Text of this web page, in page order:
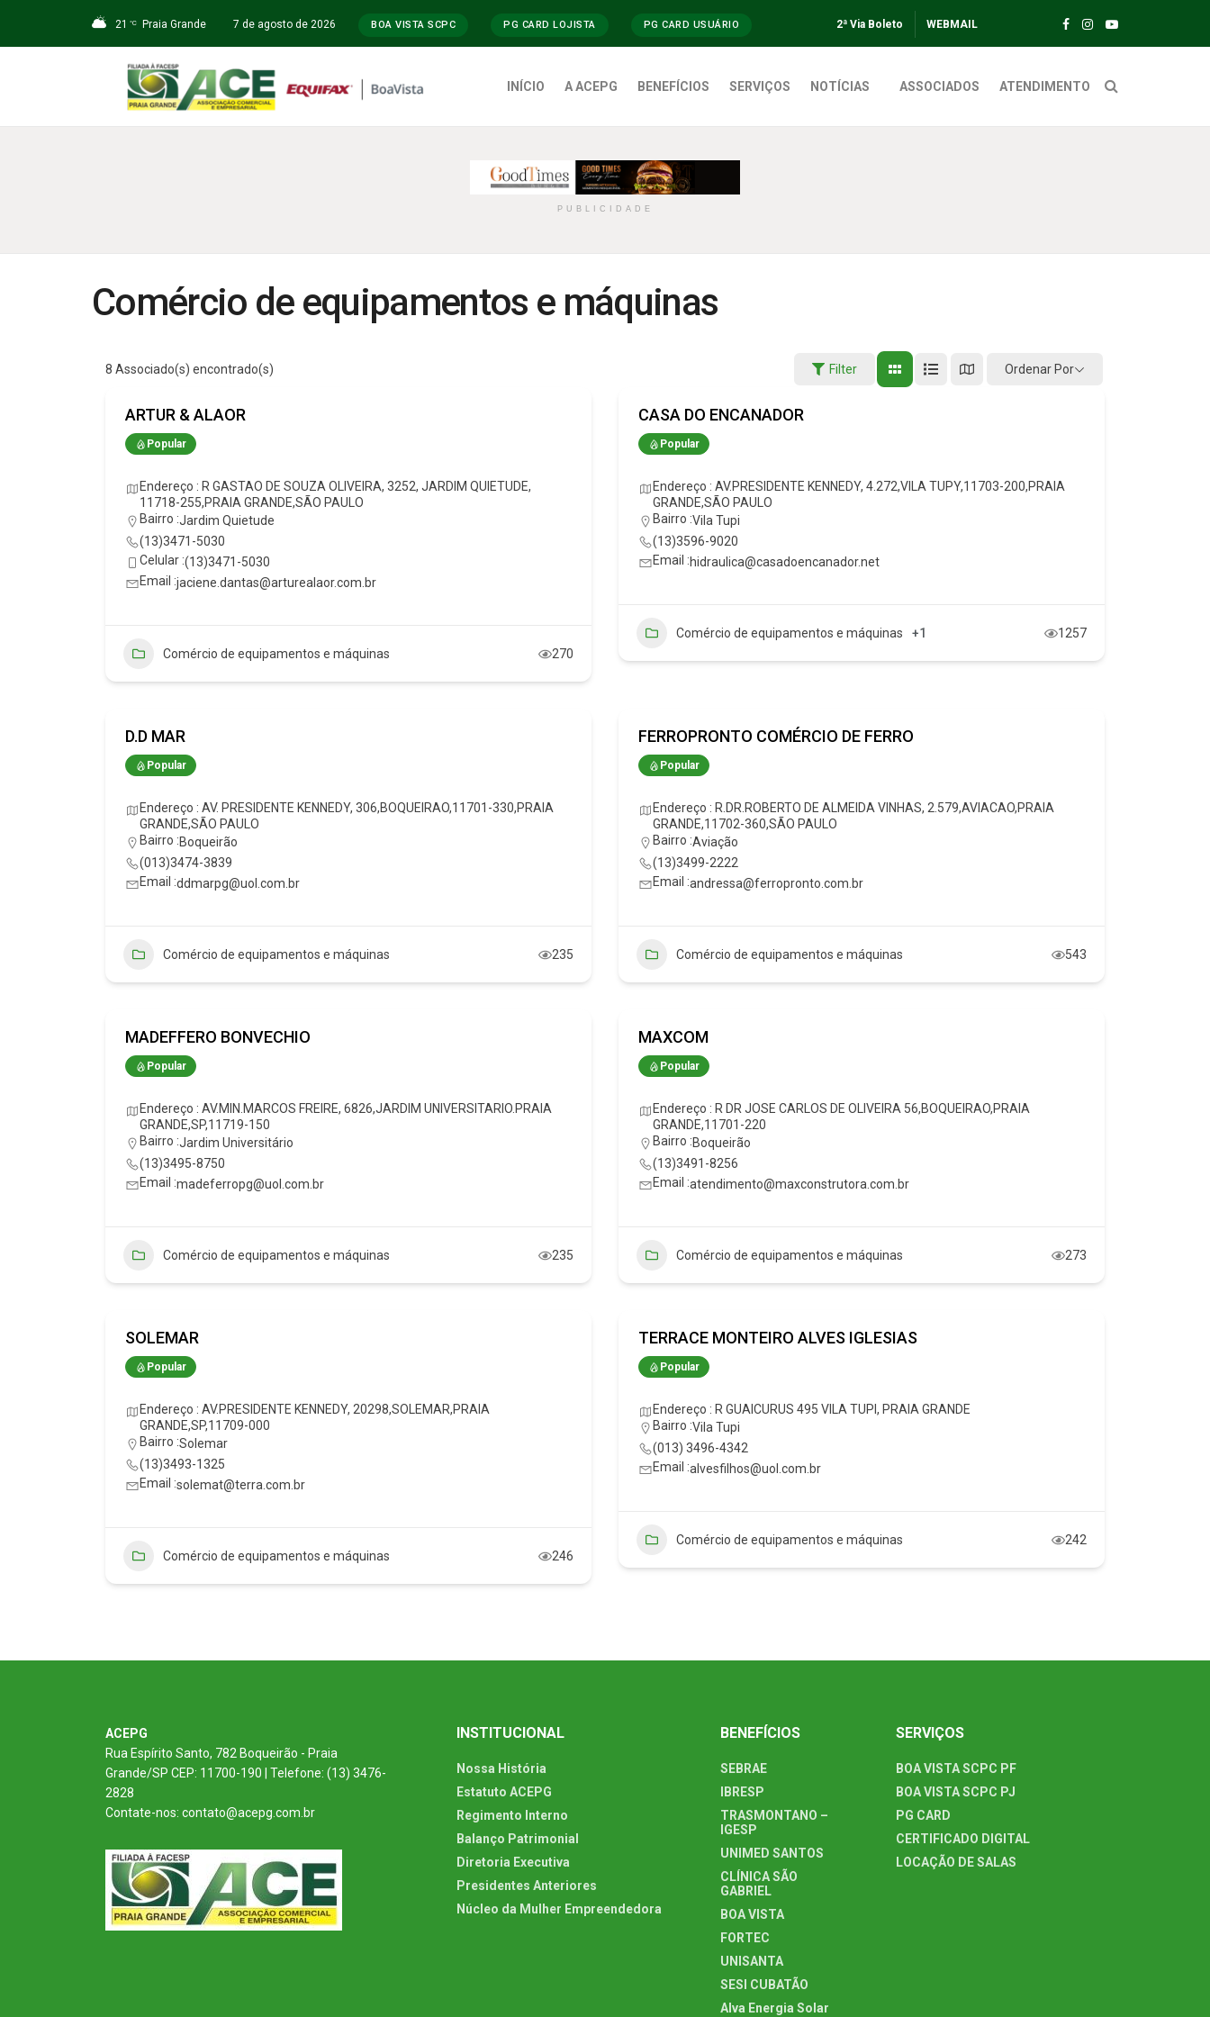
21 °C Praia Grande 7 de agosto de 2026 BOA VISTA SCPC PG CARD LOJISTA PG CARD USUÁRIO 2ª Via Boleto WEBMAIL
INÍCIO A ACEPG BENEFÍCIOS SERVIÇOS NOTÍCIAS ASSOCIADOS ATENDIMENTO
PUBLICIDADE
Comércio de equipamentos e máquinas
8 Associado(s) encontrado(s) Filter Ordenar Por
ARTUR & ALAOR
Popular
Endereço : R GASTAO DE SOUZA OLIVEIRA, 3252, JARDIM QUIETUDE,
11718-255,PRAIA GRANDE,SÃO PAULO
Bairro :Jardim Quietude
(13)3471-5030
Celular :(13)3471-5030
Email :jaciene.dantas@arturealaor.com.br
Comércio de equipamentos e máquinas 270
CASA DO ENCANADOR
Popular
Endereço : AV.PRESIDENTE KENNEDY, 4.272,VILA TUPY,11703-200,PRAIA
GRANDE,SÃO PAULO
Bairro :Vila Tupi
(13)3596-9020
Email :hidraulica@casadoencanador.net
Comércio de equipamentos e máquinas +1 1257
D.D MAR
Popular
Endereço : AV. PRESIDENTE KENNEDY, 306,BOQUEIRAO,11701-330,PRAIA
GRANDE,SÃO PAULO
Bairro :Boqueirão
(013)3474-3839
Email :ddmarpg@uol.com.br
Comércio de equipamentos e máquinas 235
FERROPRONTO COMÉRCIO DE FERRO
Popular
Endereço : R.DR.ROBERTO DE ALMEIDA VINHAS, 2.579,AVIACAO,PRAIA
GRANDE,11702-360,SÃO PAULO
Bairro :Aviação
(13)3499-2222
Email :andressa@ferropronto.com.br
Comércio de equipamentos e máquinas 543
MADEFFERO BONVECHIO
Popular
Endereço : AV.MIN.MARCOS FREIRE, 6826,JARDIM UNIVERSITARIO.PRAIA
GRANDE,SP,11719-150
Bairro :Jardim Universitário
(13)3495-8750
Email :madeferropg@uol.com.br
Comércio de equipamentos e máquinas 235
MAXCOM
Popular
Endereço : R DR JOSE CARLOS DE OLIVEIRA 56,BOQUEIRAO,PRAIA
GRANDE,11701-220
Bairro :Boqueirão
(13)3491-8256
Email :atendimento@maxconstrutora.com.br
Comércio de equipamentos e máquinas 273
SOLEMAR
Popular
Endereço : AV.PRESIDENTE KENNEDY, 20298,SOLEMAR,PRAIA
GRANDE,SP,11709-000
Bairro :Solemar
(13)3493-1325
Email :solemat@terra.com.br
Comércio de equipamentos e máquinas 246
TERRACE MONTEIRO ALVES IGLESIAS
Popular
Endereço : R GUAICURUS 495 VILA TUPI, PRAIA GRANDE
Bairro :Vila Tupi
(013) 3496-4342
Email :alvesfilhos@uol.com.br
Comércio de equipamentos e máquinas 242
ACEPG
Rua Espírito Santo, 782 Boqueirão - Praia
Grande/SP CEP: 11700-190 | Telefone: (13) 3476-
2828
Contate-nos: contato@acepg.com.br
INSTITUCIONAL
Nossa História
Estatuto ACEPG
Regimento Interno
Balanço Patrimonial
Diretoria Executiva
Presidentes Anteriores
Núcleo da Mulher Empreendedora
BENEFÍCIOS
SEBRAE
IBRESP
TRASMONTANO –
IGESP
UNIMED SANTOS
CLÍNICA SÃO
GABRIEL
BOA VISTA
FORTEC
UNISANTA
SESI CUBATÃO
Alva Energia Solar
SERVIÇOS
BOA VISTA SCPC PF
BOA VISTA SCPC PJ
PG CARD
CERTIFICADO DIGITAL
LOCAÇÃO DE SALAS